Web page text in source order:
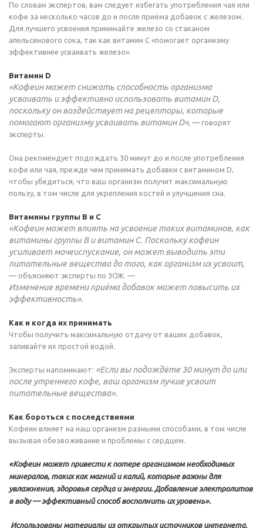
По словам экспертов, вам следует избегать употребления чая или
кофе за несколько часов до и после приёма добавок с железом.
Для лучшего усвоения принимайте железо со стаканом
апельсинового сока, так как витамин C «помогает организму
эффективнее усваивать железо».
Витамин D
«Кофеин может снижать способность организма
усваивать и эффективно использовать витамин D,
поскольку он воздействует на рецепторы, которые
помогают организму усваивать витамин D», — говорят
эксперты.
Она рекомендует подождать 30 минут до и после употребления
кофе или чая, прежде чем принимать добавки с витамином D,
чтобы убедиться, что ваш организм получит максимальную
пользу, в том числе для укрепления костей и улучшения сна.
Витамины группы В и С
«Кофеин может влиять на усвоение таких витаминов, как
витамины группы B и витамин C. Поскольку кофеин
усиливает мочеиспускание, он может выводить эти
питательные вещества до того, как организм их усвоит,
— объясняют эксперты по ЗОЖ. —
Изменение времени приёма добавок может повысить их
эффективность».
Как и когда их принимать
Чтобы получить максимальную отдачу от ваших добавок,
запивайте их простой водой.
Эксперты напоминают: «Если вы подождёте 30 минут до или
после утреннего кофе, ваш организм лучше усвоит
питательные вещества».
Как бороться с последствиями
Кофеин влияет на наш организм разными способами, в том числе
вызывая обезвоживание и проблемы с сердцем.
«Кофеин может привести к потере организмом необходимых
минералов, таких как магний и калий, которые важны для
увлажнения, здоровья сердца и энергии. Добавление электролитов
в воду — эффективный способ восполнить их уровень».
Использованы материалы из открытых источников интернета.